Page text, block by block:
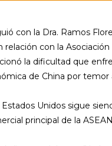
con la Dra. Ramos
relación con la
la dificultad que
de China por temor
Unidos sigue
principal de la